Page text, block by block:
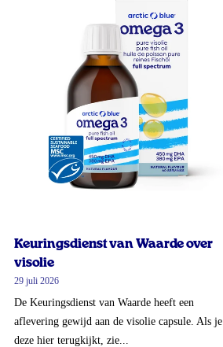
Keuringsdienst van Waarde over
visolie
29 juli 2026
De Keuringsdienst van Waarde heeft een
aflevering gewijd aan de visolie capsule. Als je
deze hier terugkijkt, zie...